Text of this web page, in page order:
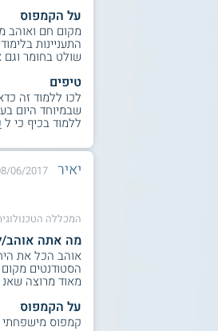
על הקמפוס
מקום חם ואוהב
התעניינות
שולט בחומר
טיפים
לכו ללמוד זה
שבמיוחד היום
ללמוד בכיף כי ל
יאיר 06/2017
המכללה
מה אתה אוהב/
אוהב הכל את
הסטודנטים
מאוד מרוצה שאנ
על הקמפוס
קמפוס